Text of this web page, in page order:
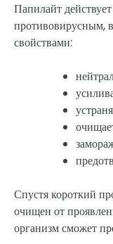
Папилайт
противовирусным,
свойствами:
Спустя короткий
очищен от
организм сможет